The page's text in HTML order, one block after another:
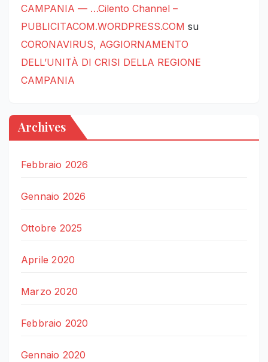
CAMPANIA — …Cilento Channel –
PUBLICITACOM.WORDPRESS.COM su
CORONAVIRUS, AGGIORNAMENTO
DELL’UNITÀ DI CRISI DELLA REGIONE
CAMPANIA
Archives
Febbraio 2026
Gennaio 2026
Ottobre 2025
Aprile 2020
Marzo 2020
Febbraio 2020
Gennaio 2020